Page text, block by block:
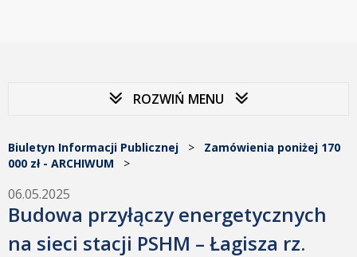
ROZWIŃ MENU
Biuletyn Informacji Publicznej > Zamówienia poniżej 170
000 zł - ARCHIWUM >
06.05.2025
Budowa przyłączy energetycznych
na sieci stacji PSHM – Łagisza rz.